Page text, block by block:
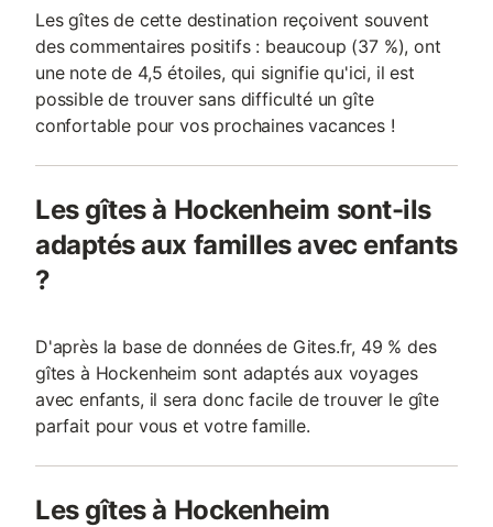
Les gîtes de cette destination reçoivent souvent
des commentaires positifs : beaucoup (37 %), ont
une note de 4,5 étoiles, qui signifie qu'ici, il est
possible de trouver sans difficulté un gîte
confortable pour vos prochaines vacances !
Les gîtes à Hockenheim sont-ils
adaptés aux familles avec enfants
?
D'après la base de données de Gites.fr, 49 % des
gîtes à Hockenheim sont adaptés aux voyages
avec enfants, il sera donc facile de trouver le gîte
parfait pour vous et votre famille.
Les gîtes à Hockenheim